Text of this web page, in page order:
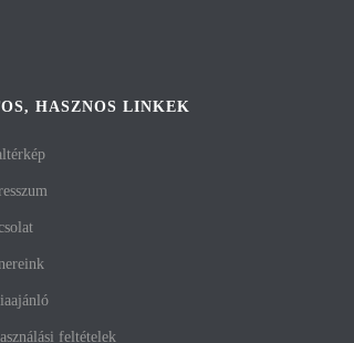
HASZNOS LINKEK
feltételek